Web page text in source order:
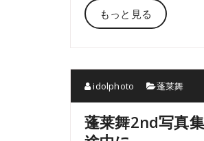
もっと見る
idolphoto 蓬莱舞
蓬莱舞2nd写真